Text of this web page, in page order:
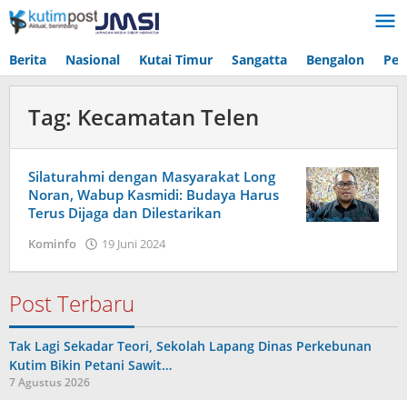
Lewati
ke
Berita Nasional Kutai Timur Sangatta Bengalon
Tag: Kecamatan Telen
Silaturahmi dengan Masyarakat Long
Noran, Wabup Kasmidi: Budaya Harus
Terus Dijaga dan Dilestarikan
Kominfo 19 Juni 2024
Post Terbaru
Tak Lagi Sekadar Teori, Sekolah Lapang Dinas Perkebunan
Kutim Bikin Petani Sawit…
7 Agustus 2026